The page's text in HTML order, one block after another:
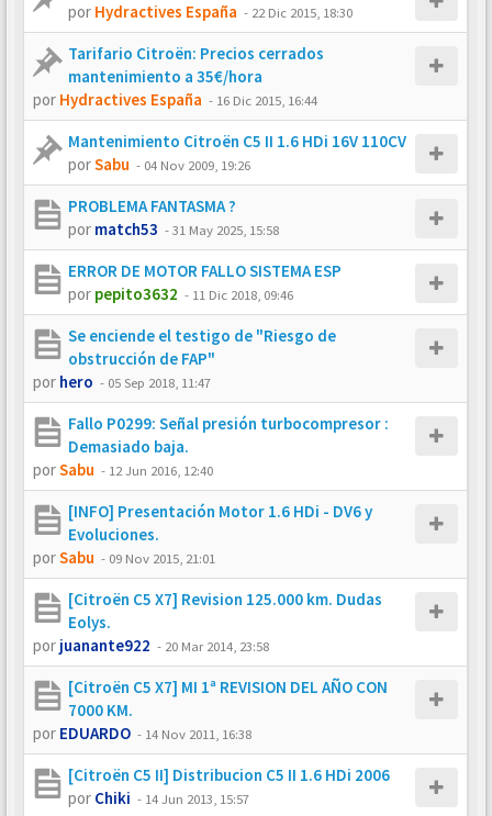
por Hydractives España - 22 Dic 2015, 18:30
Tarifario Citroën: Precios cerrados
mantenimiento a 35€/hora
por Hydractives España - 16 Dic 2015, 16:44
Mantenimiento Citroën C5 II 1.6 HDi 16V 110CV
porSabu - 04 Nov 2009, 19:26
PROBLEMA FANTASMA ?
por match53 -31 May 2025, 15:58
ERROR DE MOTOR FALLO SISTEMA ESP
por pepito3632 - 11 Dic 2018, 09:46
Se enciende el testigo de "Riesgo de
obstrucción de FAP"
por hero - 05 Sep 2018, 11:47
Fallo P0299: Señal presión turbocompresor :
Demasiado baja.
porSabu - 12 Jun 2016, 12:40
[INFO] Presentación Motor 1.6 HDi - DV6 y
Evoluciones.
porSabu - 09 Nov 2015, 21:01
[Citroën C5 X7] Revision 125.000 km. Dudas
Eolys.
por juanante922 - 20 Mar 2014, 23:58
[Citroën C5 X7] MI 1ª REVISION DEL AÑO CON
7000 KM.
por EDUARDO - 14 Nov 2011, 16:38
[Citroën C5 II] Distribucion C5 II 1.6 HDi 2006
por Chiki - 14 Jun 2013, 15:57